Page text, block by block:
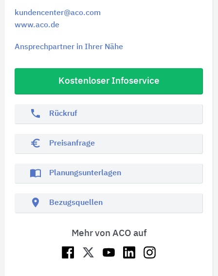
kundencenter@aco.com
www.aco.de
Ansprechpartner in Ihrer Nähe
Kostenloser Infoservice
phone Rückruf
euro_symbol Preisanfrage
import_contacts Planungsunterlagen
location_on Bezugsquellen
Mehr von ACO auf